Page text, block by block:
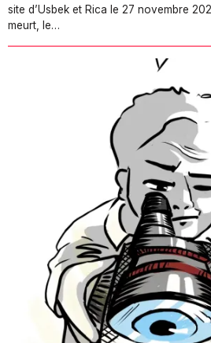
site d’Usbek et Rica le 27 novembre
meurt, le…